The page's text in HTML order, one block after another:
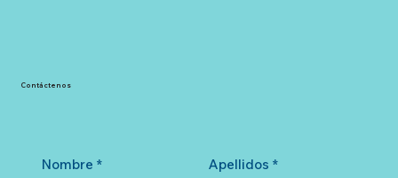
Nombre * Apellidos *
Contáctenos